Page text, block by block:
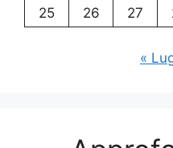
25
26 27
«